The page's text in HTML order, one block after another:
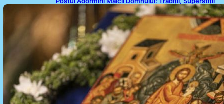
și Implicații Spiritualitate în 2026